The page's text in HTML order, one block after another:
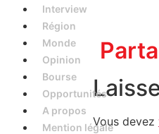
Interview
Région
Monde
Opinion
Bourse
Opportunités
A propos
Mention légaleVous devez